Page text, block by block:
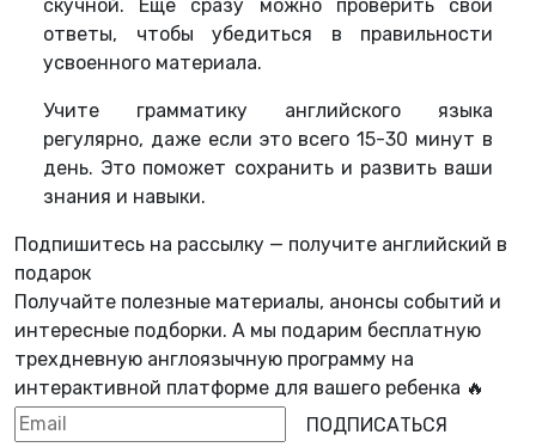
скучной. Еще сразу можно проверить свои
ответы, чтобы убедиться в правильности
усвоенного материала.
Учите грамматику английского языка
регулярно, даже если это всего 15-30 минут в
день. Это поможет сохранить и развить ваши
знания и навыки.
Подпишитесь на рассылку — получите английский в
подарок
Получайте полезные материалы, анонсы событий и
интересные подборки. А мы подарим бесплатную
трехдневную англоязычную программу на
интерактивной платформе для вашего ребенка 🔥
ПОДПИСАТЬСЯ